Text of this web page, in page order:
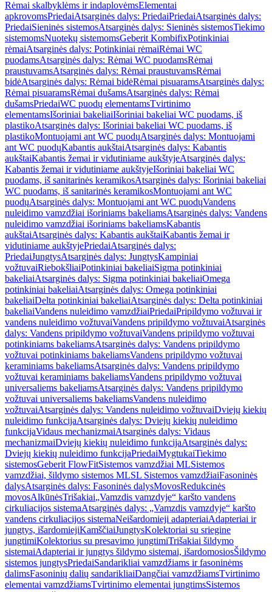
Rėmai skalbyklėms ir indaplovėmsElementai
apkrovomsPriedaiAtsarginės dalys: PriedaiPriedaiAtsarginės dalys:
PriedaiSieninės sistemosAtsarginės dalys: Sieninės sistemosTiekimo
sistemomsNuotekų sistemomsGeberit KombifixPotinkiniai
rėmaiAtsarginės dalys: Potinkiniai rėmaiRėmai WC
puodamsAtsarginės dalys: Rėmai WC puodamsRėmai
praustuvamsAtsarginės dalys: Rėmai praustuvamsRėmai
bidėAtsarginės dalys: Rėmai bidėRėmai pisuaramsAtsarginės dalys:
Rėmai pisuaramsRėmai dušamsAtsarginės dalys: Rėmai
dušamsPriedaiWC puodų elementamsTvirtinimo
elementamsIšoriniai bakeliaiIšoriniai bakeliai WC puodams, iš
plastikoAtsarginės dalys: Išoriniai bakeliai WC puodams, iš
plastikoMontuojami ant WC puodųAtsarginės dalys: Montuojami
ant WC puodųKabantis aukštaiAtsarginės dalys: Kabantis
aukštaiKabantis žemai ir vidutiniame aukštyjeAtsarginės dalys:
Kabantis žemai ir vidutiniame aukštyjeIšoriniai bakeliai WC
puodams, iš sanitarinės keramikosAtsarginės dalys: Išoriniai bakeliai
WC puodams, iš sanitarinės keramikosMontuojami ant WC
puodųAtsarginės dalys: Montuojami ant WC puodųVandens
nuleidimo vamzdžiai išoriniams bakeliamsAtsarginės dalys: Vandens
nuleidimo vamzdžiai išoriniams bakeliamsKabantis
aukštaiAtsarginės dalys: Kabantis aukštaiKabantis žemai ir
vidutiniame aukštyjePriedaiAtsarginės dalys:
PriedaiJungtysAtsarginės dalys: JungtysKampiniai
vožtuvaiRiebokšliaiPotinkiniai bakeliaiSigma potinkiniai
bakeliaiAtsarginės dalys: Sigma potinkiniai bakeliaiOmega
potinkiniai bakeliaiAtsarginės dalys: Omega potinkiniai
bakeliaiDelta potinkiniai bakeliaiAtsarginės dalys: Delta potinkiniai
bakeliaiVandens nuleidimo vamzdžiaiPriedaiPripildymo vožtuvai ir
vandens nuleidimo vožtuvaiVandens pripildymo vožtuvaiAtsarginės
dalys: Vandens pripildymo vožtuvaiVandens pripildymo vožtuvai
potinkiniams bakeliamsAtsarginės dalys: Vandens pripildymo
vožtuvai potinkiniams bakeliamsVandens pripildymo vožtuvai
keraminiams bakeliamsAtsarginės dalys: Vandens pripildymo
vožtuvai keraminiams bakeliamsVandens pripildymo vožtuvai
universaliems bakeliamsAtsarginės dalys: Vandens pripildymo
vožtuvai universaliems bakeliamsVandens nuleidimo
vožtuvaiAtsarginės dalys: Vandens nuleidimo vožtuvaiDviejų kiekių
nuleidimo funkcijaAtsarginės dalys: Dviejų kiekių nuleidimo
funkcijaVidaus mechanizmaiAtsarginės dalys: Vidaus
mechanizmaiDviejų kiekių nuleidimo funkcijaAtsarginės dalys:
Dviejų kiekių nuleidimo funkcijaPriedaiMygtukaiTiekimo
sistemosGeberit FlowFitSistemos vamzdžiai MLSistemos
vamzdžiai, šildymo sistemos MLSL Sistemos vamzdžiaiFasoninės
dalysAtsarginės dalys: Fasoninės dalysMovosRedukcinės
movosAlkūnėsTrišakiai„Vamzdis vamzdyje“ karšto vandens
cirkuliacijos sistemaAtsarginės dalys: „Vamzdis vamzdyje“ karšto
vandens cirkuliacijos sistemaNeišardomieji adapteriaiAdapteriai ir
jungtys, išardomiejiKamščiaiJungtysKolektoriai su sriegine
jungtimiKolektorius su presavimo jungtimiTrišakiai šildymo
sistemaiAdapteriai ir jungtys šildymo sistemai, išardomosiosŠildymo
sistemos jungtysPriedaiSandarikliai vamzdžiams ir fasoninėms
dalimsFasoninių dalių sandarikliaiDangčiai vamzdžiamsTvirtinimo
elementai vamzdžiamsTvirtinimo elementai jungtimsSistemos